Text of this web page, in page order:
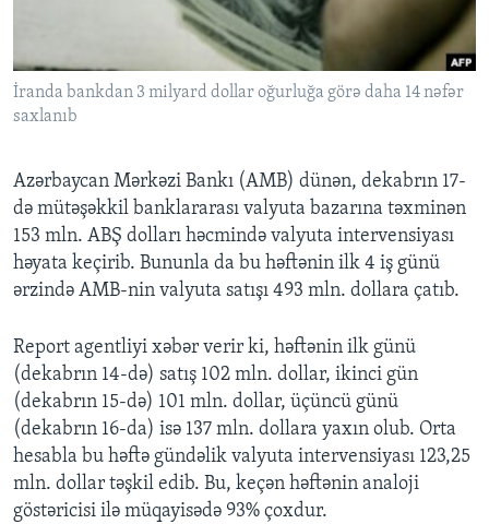
İranda bankdan 3 milyard dollar oğurluğa görə daha 14 nəfər
saxlanıb
Azərbaycan Mərkəzi Bankı (AMB) dünən, dekabrın 17-
də mütəşəkkil banklararası valyuta bazarına təxminən
153 mln. ABŞ dolları həcmində valyuta intervensiyası
həyata keçirib. Bununla da bu həftənin ilk 4 iş günü
ərzində AMB-nin valyuta satışı 493 mln. dollara çatıb.
Report agentliyi xəbər verir ki, həftənin ilk günü
(dekabrın 14-də) satış 102 mln. dollar, ikinci gün
(dekabrın 15-də) 101 mln. dollar, üçüncü günü
(dekabrın 16-da) isə 137 mln. dollara yaxın olub. Orta
hesabla bu həftə gündəlik valyuta intervensiyası 123,25
mln. dollar təşkil edib. Bu, keçən həftənin analoji
göstəricisi ilə müqayisədə 93% çoxdur.